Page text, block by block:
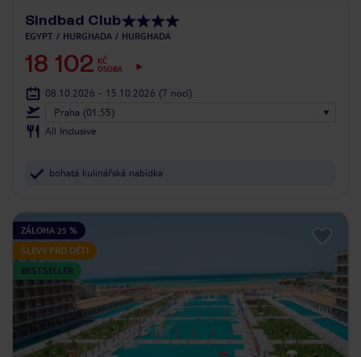
Sindbad Club
EGYPT HURGHADA HURGHADA
18 102 KČ
OSOBA
08.10.2026 - 15.10.2026 (7 nocí)
Praha (01:55)
All Inclusive
bohatá kulinářská nabídka
ZÁLOHA 25 %
SLEVY PRO DĚTI
BESTSELLER